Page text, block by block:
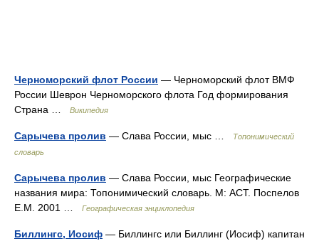
Черноморский флот России — Черноморский флот ВМФ
России Шеврон Черноморского флота Год формирования
Страна …
Википедия
Сарычева пролив — Слава России, мыс …
Топонимический
словарь
Сарычева пролив — Слава России, мыс Географические
названия мира: Топонимический словарь. М: АСТ. Поспелов
Е.М. 2001 …
Географическая энциклопедия
Биллингс, Иосиф — Биллингс или Биллинг (Иосиф) капитан